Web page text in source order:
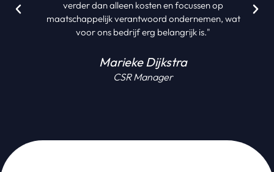
verder dan alleen kosten en focussen op
maatschappelijk verantwoord ondernemen, wat
voor ons bedrijf erg belangrijk is."
Marieke Dijkstra
CSR Manager